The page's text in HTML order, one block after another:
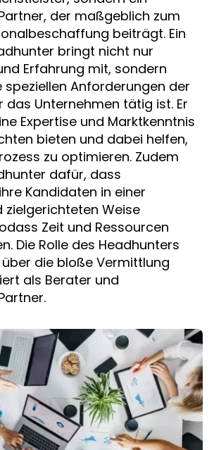
der maßgeblich zum
beiträgt. Ein
bringt nicht nur
Erfahrung mit, sondern
speziellen Anforderungen der
das Unternehmen tätig ist. Er
Expertise und Marktkenntnis
bieten und dabei helfen,
zu optimieren. Zudem
dafür, dass
Kandidaten in einer
zielgerichteten Weise
Zeit und Ressourcen
Die Rolle des Headhunters
die bloße Vermittlung
als Berater und